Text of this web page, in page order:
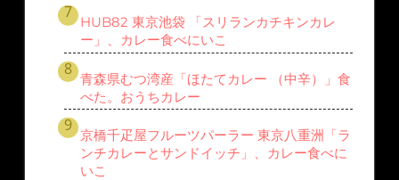
HUB82 東京池袋 「スリランカチキンカレ
ー」、カレー食べにいこ
青森県むつ湾産「ほたてカレー （中辛）」食
べた。おうちカレー
京橋千疋屋フルーツパーラー 東京八重洲「ラ
ンチカレーとサンドイッチ」、カレー食べに
いこ